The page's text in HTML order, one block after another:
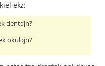
ekz:
dentojn?
okulojn?